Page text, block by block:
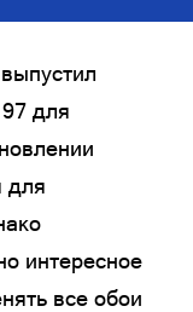
для
для
интересное
все обои